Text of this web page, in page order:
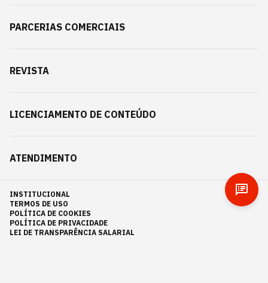
PARCERIAS COMERCIAIS
REVISTA
LICENCIAMENTO DE CONTEÚDO
ATENDIMENTO
INSTITUCIONAL
TERMOS DE USO
POLÍTICA DE COOKIES
POLÍTICA DE PRIVACIDADE
LEI DE TRANSPARÊNCIA SALARIAL